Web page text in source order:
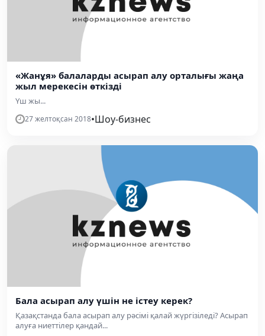
«Жанұя» балаларды асырап алу орталығы жаңа
жыл мерекесін өткізді
Үш жы...
27 желтоқсан 2018•Шоу-бизнес
Бала асырап алу үшін не істеу керек?
Қазақстанда бала асырап алу рәсімі қалай жүргізіледі? Асырап
алуға ниеттілер қандай...